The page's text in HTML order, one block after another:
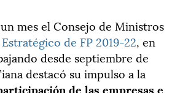
mes el Consejo de Ministros
de FP 2019-22, en
desde septiembre de
destacó su impulso a la
de las empresas e